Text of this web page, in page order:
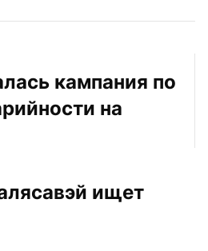
кампания по
на
ищет